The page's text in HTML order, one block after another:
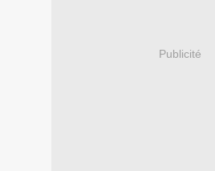
Publicité